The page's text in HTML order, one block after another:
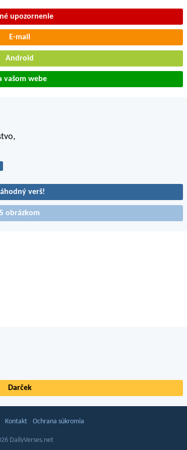
upozornenie
E-mail
Android
vašom webe
verš!
S obrázkom
Darček
Kontakt Ochrana súkromia
DailyVerses.net